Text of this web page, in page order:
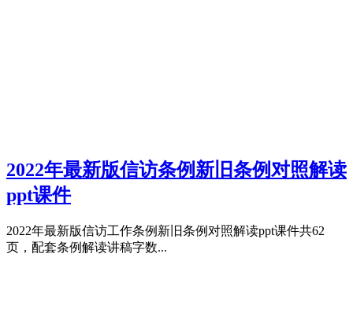
2022年最新版信访条例新旧条例对照解读
ppt课件
2022年最新版信访工作条例新旧条例对照解读ppt课件共62
页，配套条例解读讲稿字数...